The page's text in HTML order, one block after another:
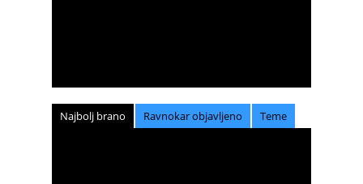
Najbolj brano Ravnokar objavljeno Teme